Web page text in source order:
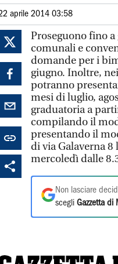
aprile 2014 03:58
Proseguono fino
comunali e
domande per i
giugno. Inoltre,
potranno
mesi di luglio,
graduatoria a
compilando il
presentando il
di via Galaverna 8
mercoledì dalle
Non lasciare
scegli Gazzetta di